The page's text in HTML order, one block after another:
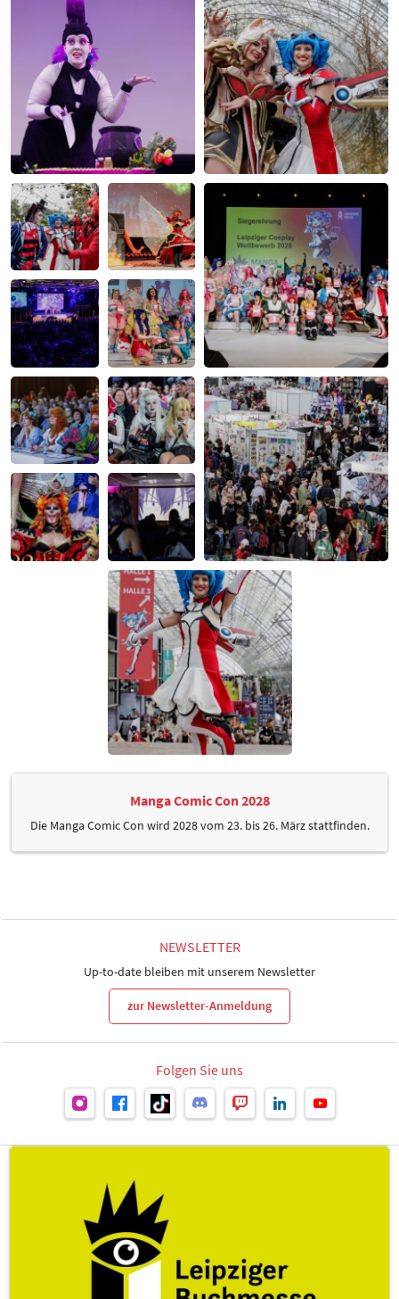
Manga Comic Con 2028
Die Manga Comic Con wird 2028 vom 23. bis 26. März stattfinden.
NEWSLETTER
Up-to-date bleiben mit unserem Newsletter
zur Newsletter-Anmeldung
Folgen Sie uns